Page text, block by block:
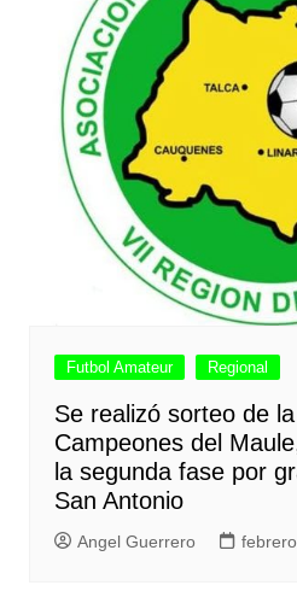
Futbol Amateur Regional
Se realizó sorteo de
Campeones del
la segunda fase por
San Antonio
Angel Guerrero